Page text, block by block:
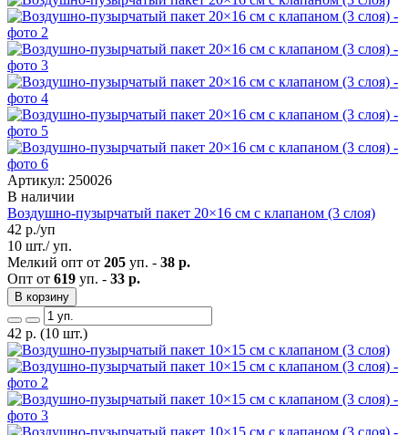
Артикул: 250026
В наличии
Воздушно-пузырчатый пакет 20×16 см с клапаном (3 слоя)
42 р./уп
10 шт./ уп.
Мелкий опт от 205 уп. - 38 р.
Опт от 619 уп. - 33 р.
В корзину
42 р. (10 шт.)